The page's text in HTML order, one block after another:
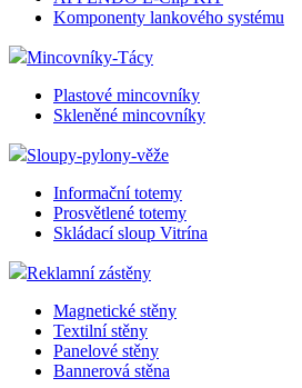
Komponenty lankového systému
Mincovníky-Tácy
Plastové mincovníky
Skleněné mincovníky
Sloupy-pylony-věže
Informační totemy
Prosvětlené totemy
Skládací sloup Vitrína
Reklamní zástěny
Magnetické stěny
Textilní stěny
Panelové stěny
Bannerová stěna